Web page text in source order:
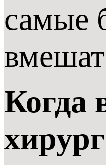
самые
Когда